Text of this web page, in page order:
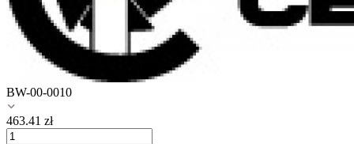
BW-00-0010
463.41 zł